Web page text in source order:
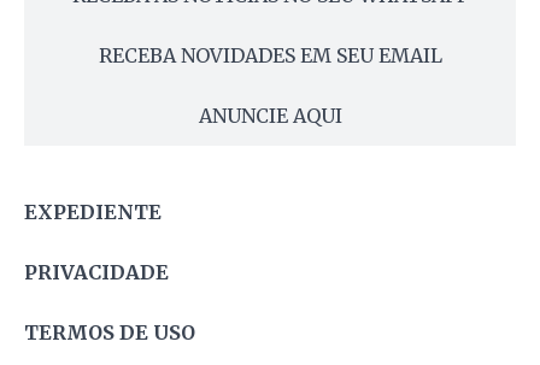
RECEBA NOVIDADES EM SEU EMAIL
ANUNCIE AQUI
EXPEDIENTE
PRIVACIDADE
TERMOS DE USO